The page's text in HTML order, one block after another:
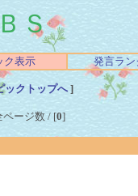
Ｓ
ク表示 発言ラン
ックトップへ]
ページ数 / [0]